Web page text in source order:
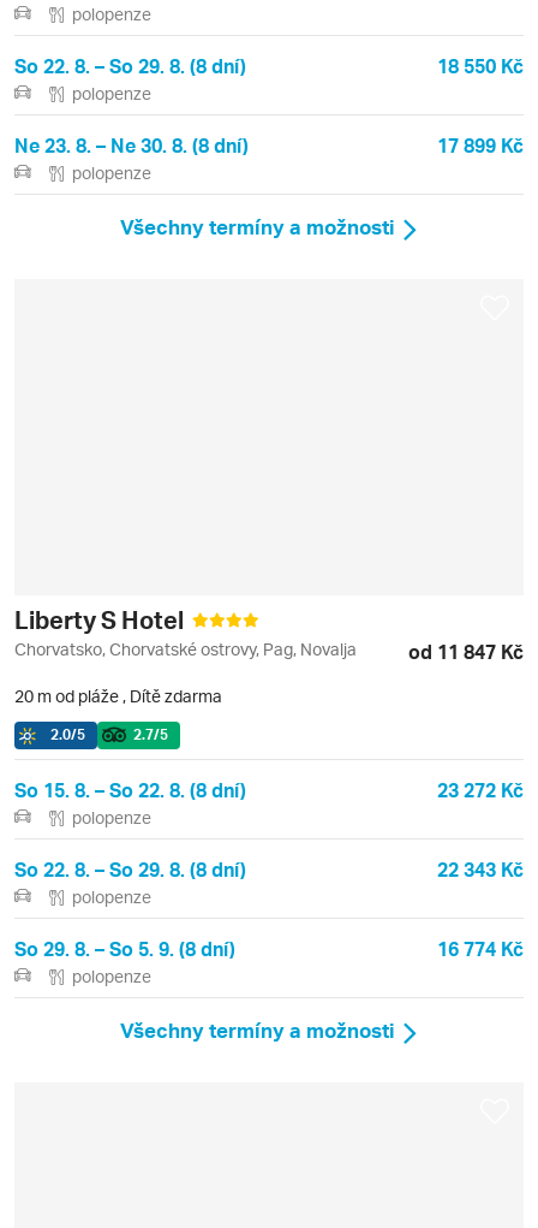
polopenze
So 22. 8. – So 29. 8. (8 dní) 18 550 Kč
polopenze
Ne 23. 8. – Ne 30. 8. (8 dní) 17 899 Kč
polopenze
Všechny termíny a možnosti
Liberty S Hotel
Chorvatsko, Chorvatské ostrovy, Pag, Novalja od 11 847 Kč
20 m od pláže , Dítě zdarma
2.0/5 2.7/5
So 15. 8. – So 22. 8. (8 dní) 23 272 Kč
polopenze
So 22. 8. – So 29. 8. (8 dní) 22 343 Kč
polopenze
So 29. 8. – So 5. 9. (8 dní) 16 774 Kč
polopenze
Všechny termíny a možnosti